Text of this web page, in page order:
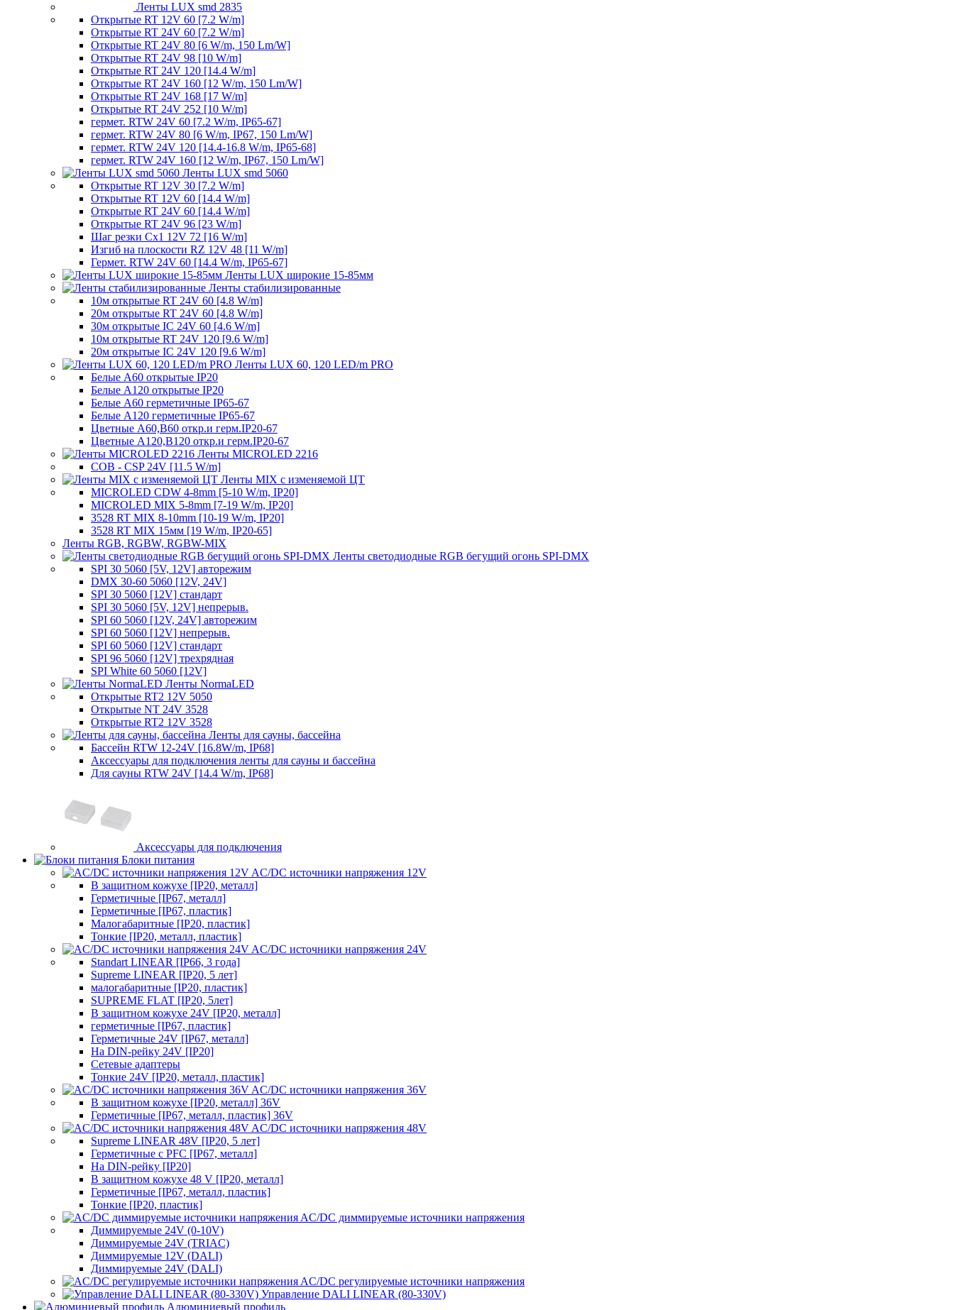
Ленты LUX smd 2835
Открытые RT 12V 60 [7.2 W/m]
Открытые RT 24V 60 [7.2 W/m]
Открытые RT 24V 80 [6 W/m, 150 Lm/W]
Открытые RT 24V 98 [10 W/m]
Открытые RT 24V 120 [14.4 W/m]
Открытые RT 24V 160 [12 W/m, 150 Lm/W]
Открытые RT 24V 168 [17 W/m]
Открытые RT 24V 252 [10 W/m]
гермет. RTW 24V 60 [7.2 W/m, IP65-67]
гермет. RTW 24V 80 [6 W/m, IP67, 150 Lm/W]
гермет. RTW 24V 120 [14.4-16.8 W/m, IP65-68]
гермет. RTW 24V 160 [12 W/m, IP67, 150 Lm/W]
Ленты LUX smd 5060
Открытые RT 12V 30 [7.2 W/m]
Открытые RT 12V 60 [14.4 W/m]
Открытые RT 24V 60 [14.4 W/m]
Открытые RT 24V 96 [23 W/m]
Шаг резки Cx1 12V 72 [16 W/m]
Изгиб на плоскости RZ 12V 48 [11 W/m]
Гермет. RTW 24V 60 [14.4 W/m, IP65-67]
Ленты LUX широкие 15-85мм
Ленты стабилизированные
10м открытые RT 24V 60 [4.8 W/m]
20м открытые RT 24V 60 [4.8 W/m]
30м открытые IC 24V 60 [4.6 W/m]
10м открытые RT 24V 120 [9.6 W/m]
20м открытые IC 24V 120 [9.6 W/m]
Ленты LUX 60, 120 LED/m PRO
Белые A60 открытые IP20
Белые A120 открытые IP20
Белые A60 герметичные IP65-67
Белые A120 герметичные IP65-67
Цветные A60,B60 откр.и герм.IP20-67
Цветные A120,B120 откр.и герм.IP20-67
Ленты MICROLED 2216
COB - CSP 24V [11.5 W/m]
Ленты MIX с изменяемой ЦТ
MICROLED CDW 4-8mm [5-10 W/m, IP20]
MICROLED MIX 5-8mm [7-19 W/m, IP20]
3528 RT MIX 8-10mm [10-19 W/m, IP20]
3528 RT MIX 15мм [19 W/m, IP20-65]
Ленты RGB, RGBW, RGBW-MIX
Ленты светодиодные RGB бегущий огонь SPI-DMX
SPI 30 5060 [5V, 12V] авторежим
DMX 30-60 5060 [12V, 24V]
SPI 30 5060 [12V] стандарт
SPI 30 5060 [5V, 12V] непрерыв.
SPI 60 5060 [12V, 24V] авторежим
SPI 60 5060 [12V] непрерыв.
SPI 60 5060 [12V] стандарт
SPI 96 5060 [12V] трехрядная
SPI White 60 5060 [12V]
Ленты NormaLED
Открытые RT2 12V 5050
Открытые NT 24V 3528
Открытые RT2 12V 3528
Ленты для сауны, бассейна
Бассейн RTW 12-24V [16.8W/m, IP68]
Аксессуары для подключения ленты для сауны и бассейна
Для сауны RTW 24V [14.4 W/m, IP68]
Аксессуары для подключения
Блоки питания
AC/DC источники напряжения 12V
В защитном кожухе [IP20, металл]
Герметичные [IP67, металл]
Герметичные [IP67, пластик]
Малогабаритные [IP20, пластик]
Тонкие [IP20, металл, пластик]
AC/DC источники напряжения 24V
Standart LINEAR [IP66, 3 года]
Supreme LINEAR [IP20, 5 лет]
малогабаритные [IP20, пластик]
SUPREME FLAT [IP20, 5лет]
В защитном кожухе 24V [IP20, металл]
герметичные [IP67, пластик]
Герметичные 24V [IP67, металл]
На DIN-рейку 24V [IP20]
Сетевые адаптеры
Тонкие 24V [IP20, металл, пластик]
AC/DC источники напряжения 36V
В защитном кожухе [IP20, металл] 36V
Герметичные [IP67, металл, пластик] 36V
AC/DC источники напряжения 48V
Supreme LINEAR 48V [IP20, 5 лет]
Герметичные с PFC [IP67, металл]
На DIN-рейку [IP20]
В защитном кожухе 48 V [IP20, металл]
Герметичные [IP67, металл, пластик]
Тонкие [IP20, пластик]
AC/DC диммируемые источники напряжения
Диммируемые 24V (0-10V)
Диммируемые 24V (TRIAC)
Диммируемые 12V (DALI)
Диммируемые 24V (DALI)
AC/DC регулируемые источники напряжения
Управление DALI LINEAR (80-330V)
Алюминиевый профиль